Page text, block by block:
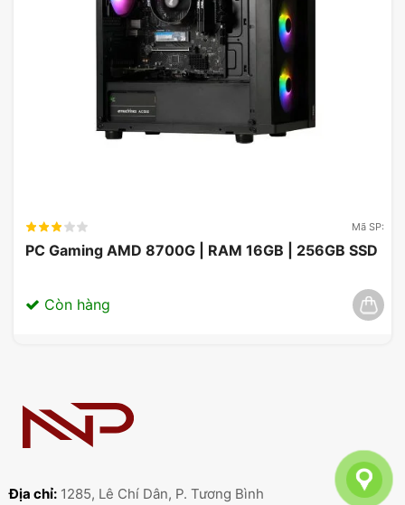
Mã SP:
PC Gaming AMD 8700G | RAM 16GB | 256GB SSD
Còn hàng
Địa chỉ: 1285, Lê Chí Dân, P. Tương Bình